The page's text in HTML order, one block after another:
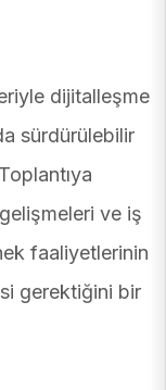
dijitalleşme
sürdürülebilir
ve iş
faaliyetlerinin
gerektiğini bir